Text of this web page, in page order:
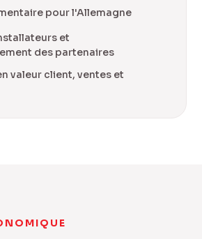
pour l'Allemagne
et
des partenaires
valeur client, ventes et